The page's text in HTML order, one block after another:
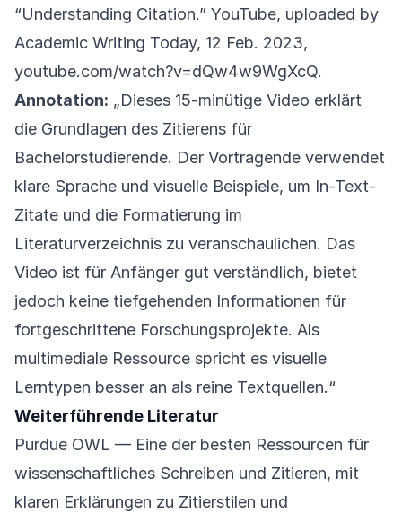
“Understanding Citation.” YouTube, uploaded by
Academic Writing Today, 12 Feb. 2023,
youtube.com/watch?v=dQw4w9WgXcQ.
Annotation: „Dieses 15-minütige Video erklärt
die Grundlagen des Zitierens für
Bachelorstudierende. Der Vortragende verwendet
klare Sprache und visuelle Beispiele, um In-Text-
Zitate und die Formatierung im
Literaturverzeichnis zu veranschaulichen. Das
Video ist für Anfänger gut verständlich, bietet
jedoch keine tiefgehenden Informationen für
fortgeschrittene Forschungsprojekte. Als
multimediale Ressource spricht es visuelle
Lerntypen besser an als reine Textquellen.“
Weiterführende Literatur
Purdue OWL — Eine der besten Ressourcen für
wissenschaftliches Schreiben und Zitieren, mit
klaren Erklärungen zu Zitierstilen und